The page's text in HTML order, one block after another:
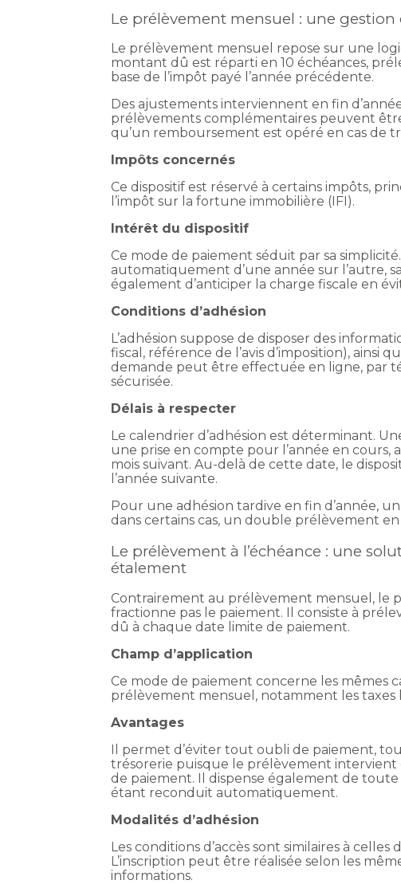
Le prélèvement mensuel : une gestion
Le prélèvement mensuel repose sur une
montant dû est réparti en 10 échéances,
base de l’impôt payé l’année précédente.
Des ajustements interviennent en fin
prélèvements complémentaires peuvent
qu’un remboursement est opéré en cas de
Impôts concernés
Ce dispositif est réservé à certains impôts,
l’impôt sur la fortune immobilière (IFI).
Intérêt du dispositif
Ce mode de paiement séduit par sa
automatiquement d’une année sur l’autre,
également d’anticiper la charge fiscale en
Conditions d’adhésion
L’adhésion suppose de disposer des
fiscal, référence de l’avis d’imposition), ainsi
demande peut être effectuée en ligne, par
sécurisée.
Délais à respecter
Le calendrier d’adhésion est déterminant.
une prise en compte pour l’année en
mois suivant. Au-delà de cette date, le
l’année suivante.
Pour une adhésion tardive en fin d’année,
dans certains cas, un double prélèvement
Le prélèvement à l’échéance : une
étalement
Contrairement au prélèvement mensuel, le
fractionne pas le paiement. Il consiste à
dû à chaque date limite de paiement.
Champ d’application
Ce mode de paiement concerne les mêmes
prélèvement mensuel, notamment les taxes
Avantages
Il permet d’éviter tout oubli de paiement,
trésorerie puisque le prélèvement intervient
de paiement. Il dispense également de
étant reconduit automatiquement.
Modalités d’adhésion
Les conditions d’accès sont similaires à
L’inscription peut être réalisée selon les
informations.